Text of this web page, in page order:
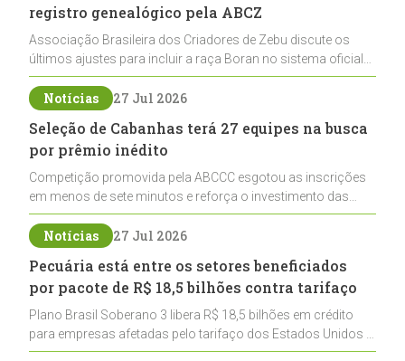
registro genealógico pela ABCZ
Associação Brasileira dos Criadores de Zebu discute os
últimos ajustes para incluir a raça Boran no sistema oficial
de registros, abrindo caminho para sua expansão na
pecuária nacional
Notícias 27 Jul 2026
Seleção de Cabanhas terá 27 equipes na busca
por prêmio inédito
Competição promovida pela ABCCC esgotou as inscrições
em menos de sete minutos e reforça o investimento das
cabanhas na seleção genética de Cavalos Crioulos voltados
ao laço
Notícias 27 Jul 2026
Pecuária está entre os setores beneficiados
por pacote de R$ 18,5 bilhões contra tarifaço
Plano Brasil Soberano 3 libera R$ 18,5 bilhões em crédito
para empresas afetadas pelo tarifaço dos Estados Unidos e
inclui a pecuária entre os setores estratégicos